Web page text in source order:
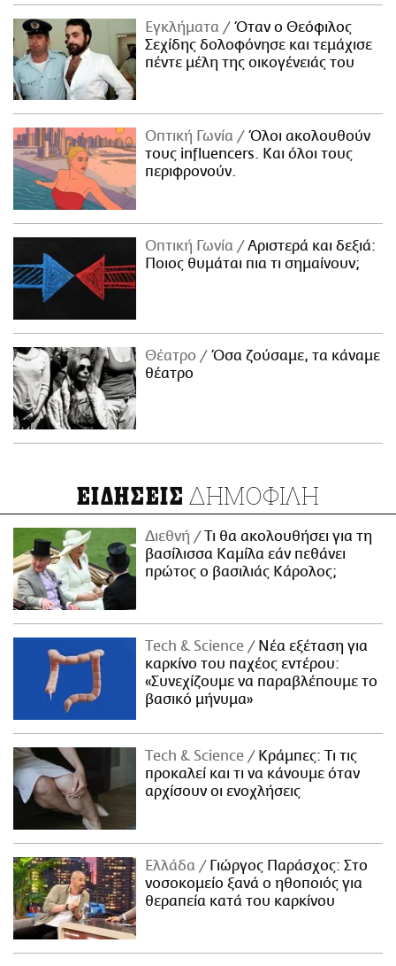
Εγκλήματα
Όταν ο Θεόφιλος
Σεχίδης δολοφόνησε και τεμάχισε
πέντε μέλη της οικογένειάς του
Οπτική Γωνία
Όλοι ακολουθούν
τους influencers. Και όλοι τους
περιφρονούν.
Οπτική Γωνία
Αριστερά και δεξιά:
Ποιος θυμάται πια τι σημαίνουν;
Θέατρο
Όσα ζούσαμε, τα κάναμε
θέατρο
ΕΙΔΗΣΕΙΣ ΔΗΜΟΦΙΛΗ
Διεθνή
Τι θα ακολουθήσει για τη
βασίλισσα Καμίλα εάν πεθάνει
πρώτος ο βασιλιάς Κάρολος;
Τech & Science
Νέα εξέταση για
καρκίνο του παχέος εντέρου:
«Συνεχίζουμε να παραβλέπουμε το
βασικό μήνυμα»
Τech & Science
Κράμπες: Τι τις
προκαλεί και τι να κάνουμε όταν
αρχίσουν οι ενοχλήσεις
Ελλάδα
Γιώργος Παράσχος: Στο
νοσοκομείο ξανά ο ηθοποιός για
θεραπεία κατά του καρκίνου